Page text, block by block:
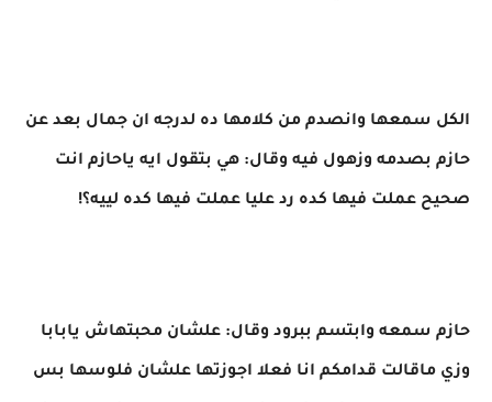
الكل سمعها وانصدم من كلامها ده لدرجه ان جمال بعد عن
حازم بصدمه وزهول فيه وقال: هي بتقول ايه ياحازم انت
صحيح عملت فيها كده رد عليا عملت فيها كده لييه؟!
حازم سمعه وابتسم ببرود وقال: علشان محبتهاش يابابا
وزي ماقالت قدامكم انا فعلا اجوزتها علشان فلوسها بس